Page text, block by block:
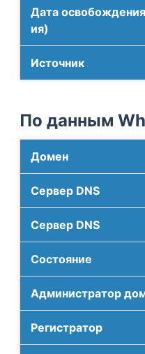
Дата
ия)
Источник
По данным
Домен
Сервер DNS
Сервер DNS
Соcтояние
Администратор
Регистратор